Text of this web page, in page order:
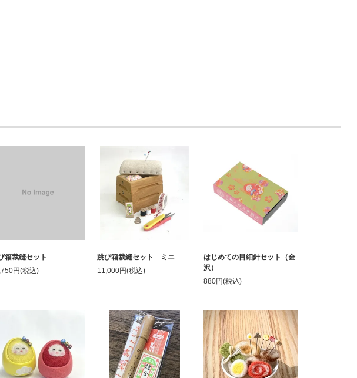
箱裁縫セット
円(税込)
跳び箱裁縫セット ミニ
11,000円(税込)
はじめての目細針セット（金
沢）
880円(税込)